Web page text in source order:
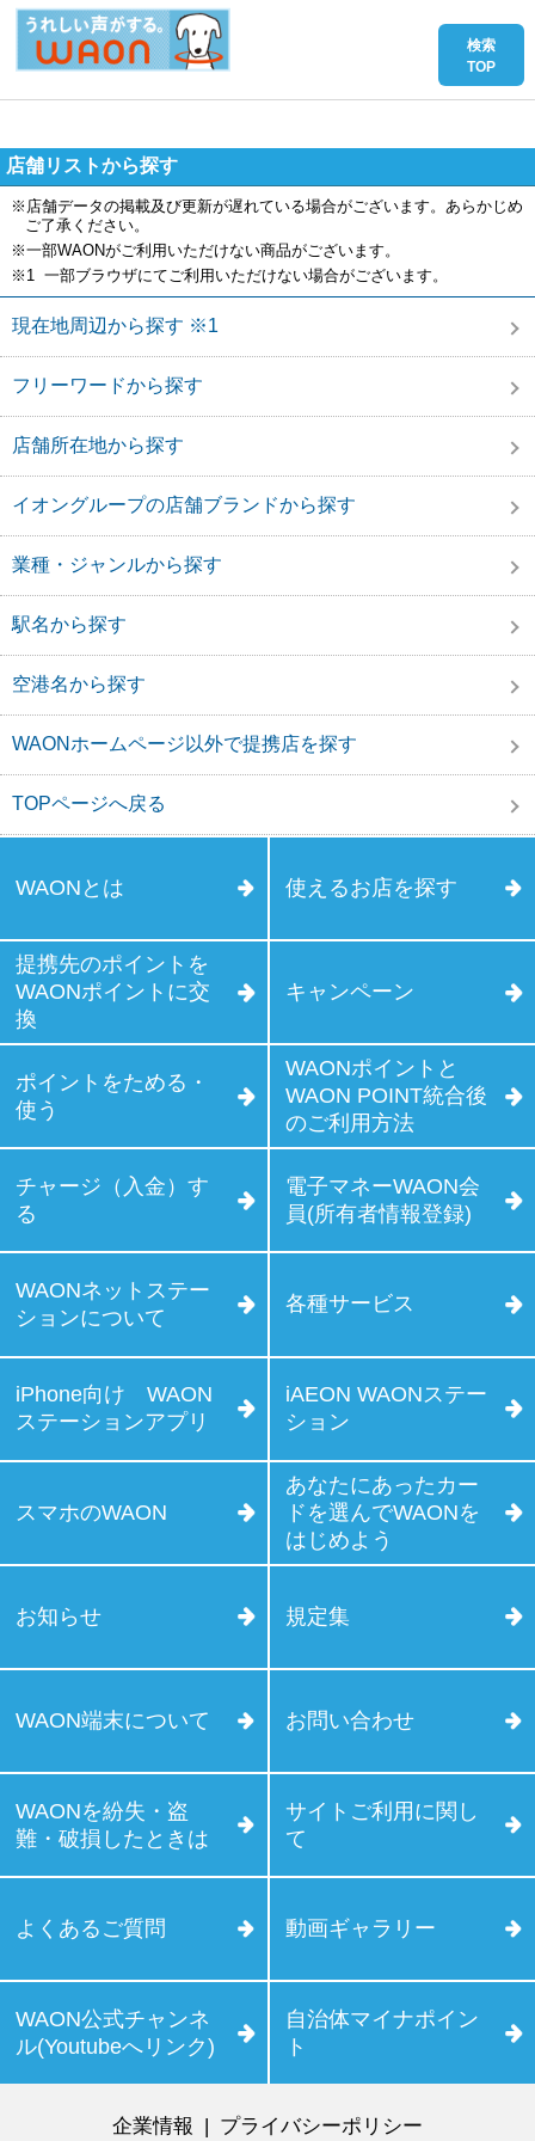
店舗リストから探す
※店舗データの掲載及び更新が遅れている場合がございます。あらかじめ
ご了承ください。
※一部WAONがご利用いただけない商品がございます。
※1 一部ブラウザにてご利用いただけない場合がございます。
現在地周辺から探す ※1
フリーワードから探す
店舗所在地から探す
イオングループの店舗ブランドから探す
業種・ジャンルから探す
駅名から探す
空港名から探す
WAONホームページ以外で提携店を探す
TOPページへ戻る